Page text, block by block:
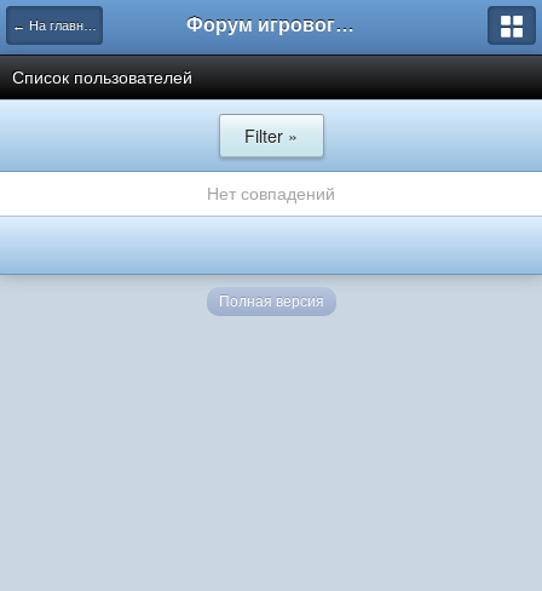
← На главную Форум игрового проекта Riverrise
Список пользователей
Filter »
Нет совпадений
Полная версия